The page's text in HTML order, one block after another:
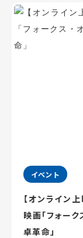
イベント
【オンライ
映画「フォー
卓革命」